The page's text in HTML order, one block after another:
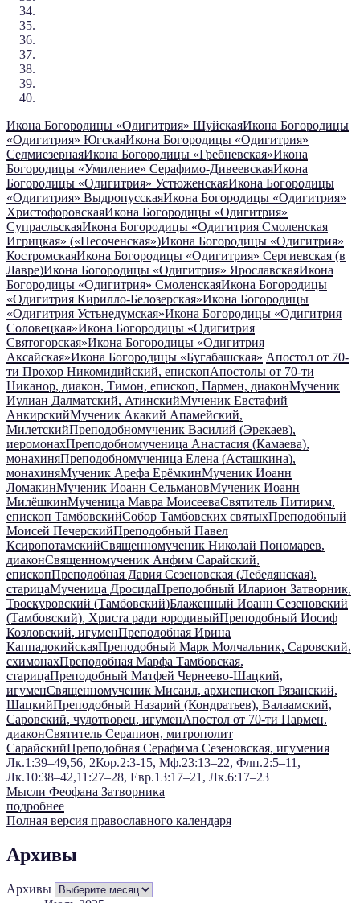
Икона Богородицы «Одигитрия» ШуйскаяИкона Богородицы
«Одигитрия» ЮгскаяИкона Богородицы «Одигитрия»
СедмиезернаяИкона Богородицы «Гребневская»Икона
Богородицы «Умиление» Серафимо-ДивеевскаяИкона
Богородицы «Одигитрия» УстюженскаяИкона Богородицы
«Одигитрия» ВыдропусскаяИкона Богородицы «Одигитрия»
ХристофоровскаяИкона Богородицы «Одигитрия»
СупрасльскаяИкона Богородицы «Одигитрия Смоленская
Игрицкая» («Песоченская»)Икона Богородицы «Одигитрия»
КостромскаяИкона Богородицы «Одигитрия» Сергиевская (в
Лавре)Икона Богородицы «Одигитрия» ЯрославскаяИкона
Богородицы «Одигитрия» СмоленскаяИкона Богородицы
«Одигитрия Кирилло-Белозерская»Икона Богородицы
«Одигитрия Устьнедумская»Икона Богородицы «Одигитрия
Соловецкая»Икона Богородицы «Одигитрия
Святогорская»Икона Богородицы «Одигитрия
Аксайская»Икона Богородицы «Бугабашская» Апостол от 70-
ти Прохор Никомидийский, епископАпостолы от 70-ти
Никанор, диакон, Тимон, епископ, Пармен, диаконМученик
Иулиан Далматский, АтинскийМученик Евстафий
АнкирскийМученик Акакий Апамейский,
МилетскийПреподобномученик Василий (Эрекаев),
иеромонахПреподобномученица Анастасия (Камаева),
монахиняПреподобномученица Елена (Асташкина),
монахиняМученик Арефа ЕрёмкинМученик Иоанн
ЛомакинМученик Иоанн СельмановМученик Иоанн
МилёшкинМученица Мавра МоисееваСвятитель Питирим,
епископ ТамбовскийСобор Тамбовских святыхПреподобный
Моисей ПечерскийПреподобный Павел
КсиропотамскийСвященномученик Николай Пономарев,
диаконСвященномученик Анфим Сарайский,
епископПреподобная Дария Сезеновская (Лебедянская),
старицаМученица ДросидаПреподобный Иларион Затворник,
Троекуровский (Тамбовский)Блаженный Иоанн Сезеновский
(Тамбовский), Христа ради юродивыйПреподобный Иосиф
Козловский, игуменПреподобная Ирина
КаппадокийскаяПреподобный Марк Молчальник, Саровский,
схимонахПреподобная Марфа Тамбовская,
старицаПреподобный Матфей Чернеево-Шацкий,
игуменСвященномученик Мисаил, архиепископ Рязанский,
ШацкийПреподобный Назарий (Кондратьев), Валаамский,
Саровский, чудотворец, игуменАпостол от 70-ти Пармен,
диаконСвятитель Серапион, митрополит
СарайскийПреподобная Серафима Сезеновская, игумения
Лк.1:39–49,56, 2Кор.2:3-15, Мф.23:13–22, Флп.2:5–11,
Лк.10:38–42,11:27–28, Евр.13:17–21, Лк.6:17–23
Мысли Феофана Затворника
подробнее
Полная версия православного календаря
Архивы
Архивы